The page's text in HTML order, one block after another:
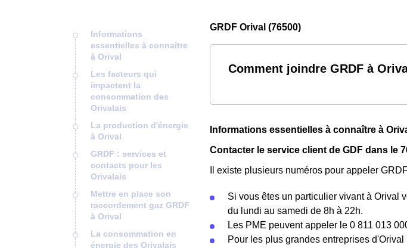
Informations
essentielles à connaître
à Orival
Les facteurs qui
impactent la
consommation des
Orivalais
La production d'énergie
à Orival
GRDF : services et
contacts pour les
Orivalais
Mettre en place son
raccordement gaz GRDF
à Orival
La consommation en
énergie des Orivalais
GRDF Orival (76500)
Comment joindre GRDF à
Informations essentielles à connaître à
Contacter le service client de GDF dans le
Il existe plusieurs numéros pour appeler
Si vous êtes un particulier vivant à Orival
du lundi au samedi de 8h à 22h.
Les PME peuvent appeler le 0 811 013
Pour les plus grandes entreprises